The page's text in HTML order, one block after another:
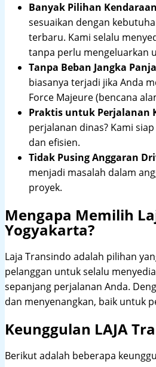
Banyak Pilihan Kendaraan
sesuaikan dengan
terbaru. Kami selalu
tanpa perlu mengeluarkan
Tanpa Beban Jangka
biasanya terjadi jika Anda
Force Majeure (bencana
Praktis untuk Perjalanan
perjalanan dinas? Kami
dan efisien.
Tidak Pusing Anggaran
menjadi masalah dalam
proyek.
Mengapa Memilih
Yogyakarta?
Laja Transindo adalah pilihan
pelanggan untuk selalu
sepanjang perjalanan Anda.
dan menyenangkan, baik untuk
Keunggulan LAJA
Berikut adalah beberapa